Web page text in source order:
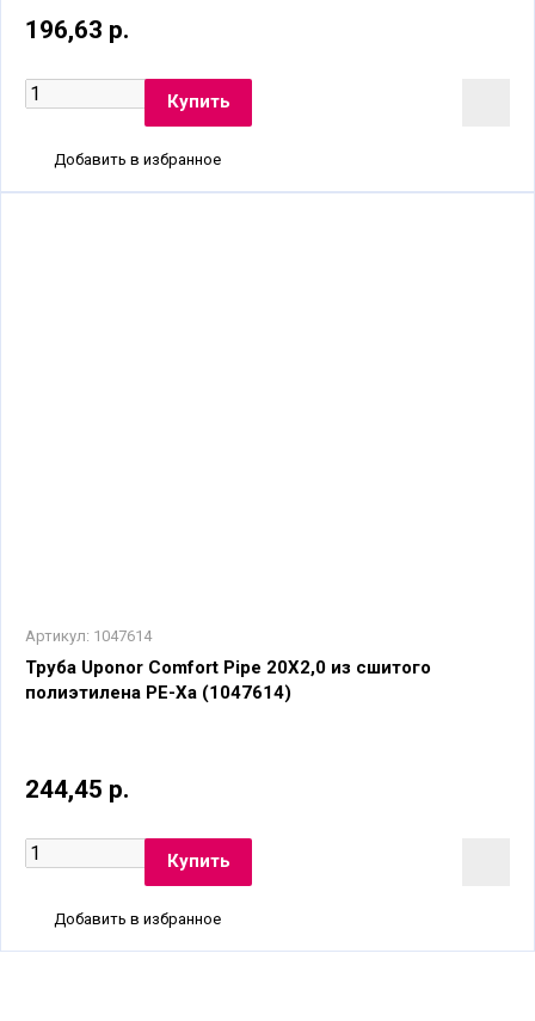
196,63 р.
Добавить в избранное
Артикул: 1047614
Труба Uponor Comfort Pipe 20X2,0 из сшитого
полиэтилена PE-Xa (1047614)
244,45 р.
Добавить в избранное